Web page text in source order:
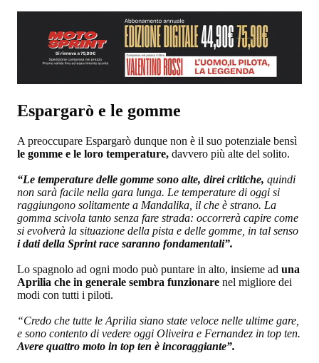
Espargarò e le gomme
A preoccupare Espargarò dunque non è il suo potenziale bensì
le gomme e le loro temperature, davvero più alte del solito.
“Le temperature delle gomme sono alte, direi critiche, quindi
non sarà facile nella gara lunga. Le temperature di oggi si
raggiungono solitamente a Mandalika, il che è strano. La
gomma scivola tanto senza fare strada: occorrerà capire come
si evolverà la situazione della pista e delle gomme, in tal senso
i dati della Sprint race saranno fondamentali”.
Lo spagnolo ad ogni modo può puntare in alto, insieme ad una
Aprilia che in generale sembra funzionare nel migliore dei
modi con tutti i piloti.
“Credo che tutte le Aprilia siano state veloce nelle ultime gare,
e sono contento di vedere oggi Oliveira e Fernandez in top ten.
Avere quattro moto in top ten è incoraggiante”.